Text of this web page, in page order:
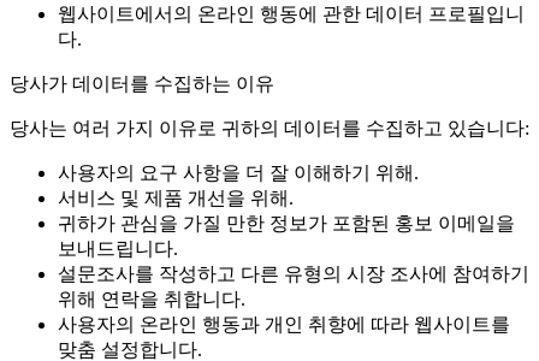
웹사이트에서의 온라인 행동에 관한 데이터 프로필입니
다.
당사가 데이터를 수집하는 이유
당사는 여러 가지 이유로 귀하의 데이터를 수집하고 있습니다:
사용자의 요구 사항을 더 잘 이해하기 위해.
서비스 및 제품 개선을 위해.
귀하가 관심을 가질 만한 정보가 포함된 홍보 이메일을
보내드립니다.
설문조사를 작성하고 다른 유형의 시장 조사에 참여하기
위해 연락을 취합니다.
사용자의 온라인 행동과 개인 취향에 따라 웹사이트를
맞춤 설정합니다.